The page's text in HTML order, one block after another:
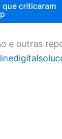
criticaram
e outras